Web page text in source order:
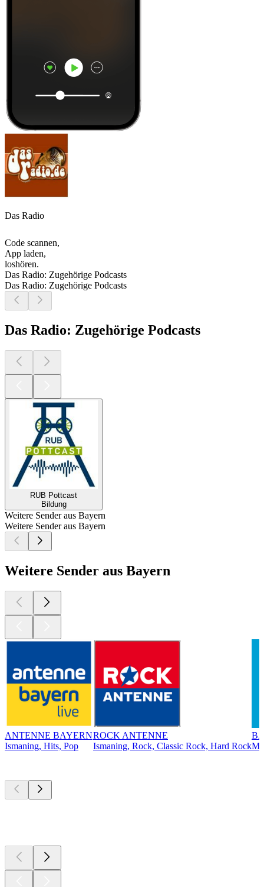
Das Radio
Code scannen,
App laden,
loshören.
Das Radio: Zugehörige Podcasts
Das Radio: Zugehörige Podcasts
Das Radio: Zugehörige Podcasts
RUB Pottcast
Bildung
Weitere Sender aus Bayern
Weitere Sender aus Bayern
Weitere Sender aus Bayern
ANTENNE BAYERN
Ismaning, Hits, Pop
ROCK ANTENNE
Ismaning, Rock, Classic Rock, Hard Rock